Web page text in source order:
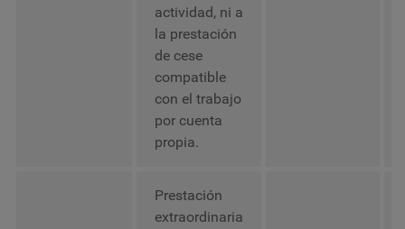
actividad, ni a
la prestación
de cese
compatible
con el trabajo
por cuenta
propia.
Prestación
extraordinaria